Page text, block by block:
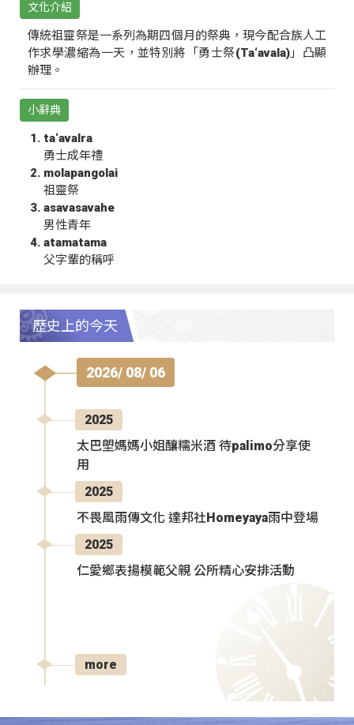
文化介紹
傳統祖靈祭是一系列為期四個月的祭典，現今配合族人工
作求學濃縮為一天，並特別將「勇士祭(Ta‘avala)」凸顯
辦理。
小辭典
ta‘avalra
勇士成年禮
molapangolai
祖靈祭
asavasavahe
男性青年
atamatama
父字輩的稱呼
歷史上的今天
2026/ 08/ 06
2025
太巴塱媽媽小姐釀糯米酒 待palimo分享使
用
2025
不畏風雨傳文化 達邦社Homeyaya雨中登場
2025
仁愛鄉表揚模範父親 公所精心安排活動
more